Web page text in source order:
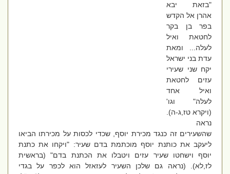
"בזאת יבא
אהרן אל הקדש
בפר בן בקר
לחטאת ואיל
לעלה... ומאת
עדת בני ישראל
יקח שני שעירי
עזים לחטאת
ואיל אחד
לעלה" וגו'
(ויקרא טז,ג-ה).
נראה
שהשעירים זה כנגד מכירת יוסף, שכדי לכסות על מכירתו הביאו
ליעקב את כותנת יוסף מוכתמת בדם שעיר: "ויקחו את כתנת
יוסף וישחטו שעיר עזים ויטבלו את הכתנת בדם" (בראשית
לז,לא). (נראה גם שלכן השעיר לעזאזל הוא לכפר על בגדי